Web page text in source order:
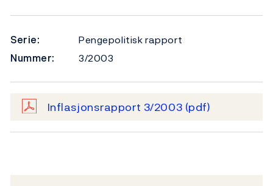
Serie:
Pengepolitisk rapport
Nummer:
3/2003
Inflasjonsrapport 3/2003 (pdf)